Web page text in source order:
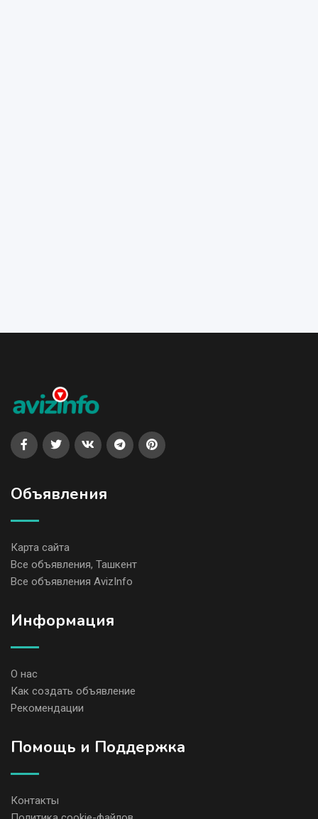
Объявления
Карта сайта
Все объявления, Ташкент
Все объявления AvizInfo
Информация
О нас
Как создать объявление
Рекомендации
Помощь и Поддержка
Контакты